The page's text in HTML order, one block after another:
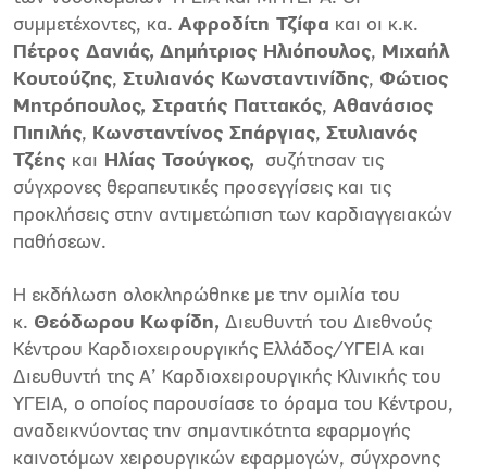
συμμετέχοντες, κα. Αφροδίτη Τζίφα και οι κ.κ.
Πέτρος Δανιάς, Δημήτριος Ηλιόπουλος, Μιχαήλ
Κουτούζης, Στυλιανός Κωνσταντινίδης, Φώτιος
Μητρόπουλος, Στρατής Παττακός, Αθανάσιος
Πιπιλής, Κωνσταντίνος Σπάργιας, Στυλιανός
Τζέης και Ηλίας Τσούγκος, συζήτησαν τις
σύγχρονες θεραπευτικές προσεγγίσεις και τις
προκλήσεις στην αντιμετώπιση των καρδιαγγειακών
παθήσεων.
Η εκδήλωση ολοκληρώθηκε με την ομιλία του
κ. Θεόδωρου Κωφίδη, Διευθυντή του Διεθνούς
Κέντρου Καρδιοχειρουργικής Ελλάδος/ΥΓΕΙΑ και
Διευθυντή της Α’ Καρδιοχειρουργικής Κλινικής του
ΥΓΕΙΑ, ο οποίος παρουσίασε το όραμα του Κέντρου,
αναδεικνύοντας την σημαντικότητα εφαρμογής
καινοτόμων χειρουργικών εφαρμογών, σύγχρονης